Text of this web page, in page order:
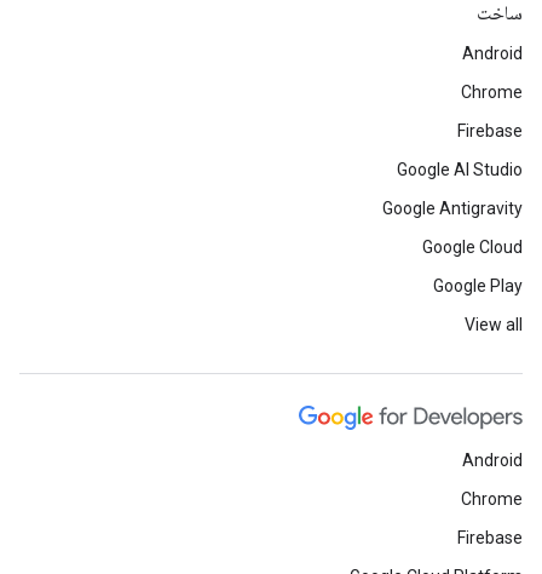
ساخت
Android
Chrome
Firebase
Google AI Studio
Google Antigravity
Google Cloud
Google Play
View all
Android
Chrome
Firebase